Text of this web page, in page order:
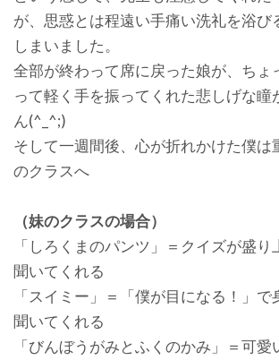
が、思惑とは程遠い手痛い洗礼を浴び
しまいました。
全部が終わって席に戻った娘が、ちょ
って軽く手を振ってくれた悲しげな瞳
ん(^_^;)
そして一週間後、心が折れかけた僕は
のクラスへ
（妹のクラスの場合）
「しろくまのパンツ」＝クイズが盛り
聞いてくれる
「スイミー」＝「僕が目になる！」で
聞いてくれる
「びんぼうがみとふくのかみ」＝可愛